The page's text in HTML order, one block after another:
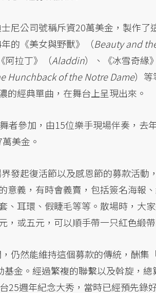
尼公司號稱斥資20萬美金，製作了
的《美女與野獸》（Beauty and
阿拉丁》（Aladdin）、《冰雪奇緣
Hunchback of the Notre Dame）等
的經典單曲，在舞台上呈現出來。
者參加，由15位樂手現場伴奏，去
美金。
發起復活節以及感恩節的募款活動
意義，有時會義賣，包括簽名海報
、耳環、假睫毛等等。散場時，大
，或五元，可以順手帶一只紅色緞
仍然能維持這個募款的傳統，酬集
金。經過繁複的聯繫以及斡旋，
25週年紀念大秀，當時已經預先錄